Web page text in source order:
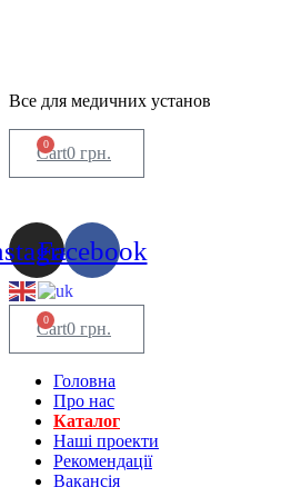
Все для медичних установ
0 грн.
0
Cart
Facebook
0 грн.
0
Cart
Головна
Про нас
Каталог
Нашi проекти
Рекомендації
Вакансiя